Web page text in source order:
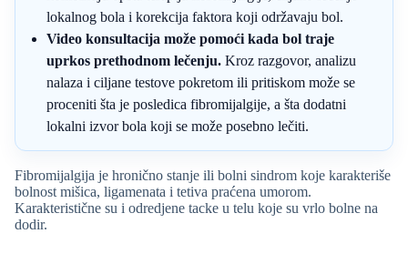
lokalnog bola i korekcija faktora koji održavaju bol.
Video konsultacija može pomoći kada bol traje
uprkos prethodnom lečenju. Kroz razgovor, analizu
nalaza i ciljane testove pokretom ili pritiskom može se
proceniti šta je posledica fibromijalgije, a šta dodatni
lokalni izvor bola koji se može posebno lečiti.
Fibromijalgija je hronično stanje ili bolni sindrom koje karakteriše
bolnost mišica, ligamenata i tetiva praćena umorom.
Karakteristične su i odredjene tacke u telu koje su vrlo bolne na
dodir.